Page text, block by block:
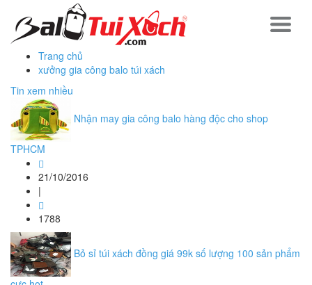
Trang chủ
xưởng gia công balo túi xách
Tin xem nhiều
Nhận may gia công balo hàng độc cho shop
TPHCM
21/10/2016
|
1788
Bỏ sỉ túi xách đồng giá 99k số lượng 100 sản phẩm